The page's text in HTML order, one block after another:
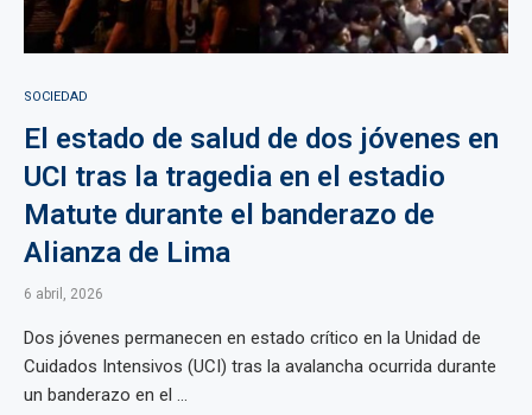
SOCIEDAD
El estado de salud de dos jóvenes en
UCI tras la tragedia en el estadio
Matute durante el banderazo de
Alianza de Lima
6 abril, 2026
Dos jóvenes permanecen en estado crítico en la Unidad de
Cuidados Intensivos (UCI) tras la avalancha ocurrida durante
un banderazo en el ...